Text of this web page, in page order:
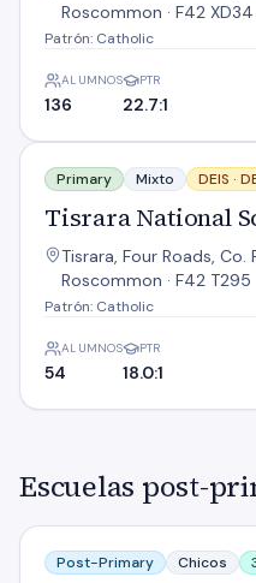
Roscommon · F42 XD34
Patrón: Catholic
ALUMNOS
136
PTR
22.7:1
Tisrara National School
Primary Mixto DEIS ·
Tisrara National
Tisrara, Four Roads, Co.
Roscommon · F42 T295
Patrón: Catholic
ALUMNOS
54
PTR
18.0:1
Escuelas post-
C.B.S. Roscommon
Post-Primary Chicos